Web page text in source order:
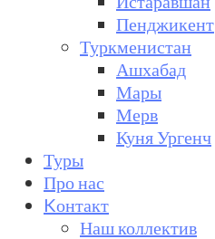
Пенджикент
Туркменистан
Ашхабад
Мары
Мерв
Куня Ургенч
Туры
Про нас
Kонтакт
Наш коллектив